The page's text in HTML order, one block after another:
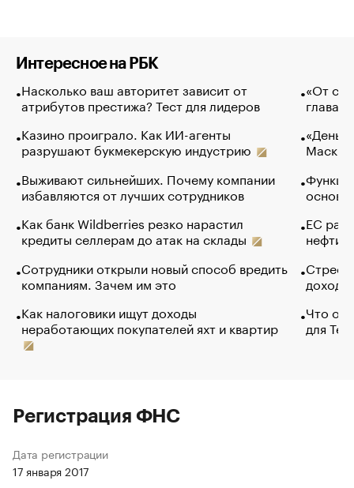
Интересное на РБК
Насколько ваш авторитет зависит от
атрибутов престижа? Тест для лидеров
Казино проиграло. Как ИИ-агенты
разрушают букмекерскую индустрию
Выживают сильнейших. Почему компании
избавляются от лучших сотрудников
Как банк Wildberries резко нарастил
кредиты селлерам до атак на склады
Сотрудники открыли новый способ вредить
компаниям. Зачем им это
Как налоговики ищут доходы
неработающих покупателей яхт и квартир
«От
глава
Маск в
основ
ЕС
нефти
Что
для
Регистрация ФНС
Дата регистрации
17 января 2017